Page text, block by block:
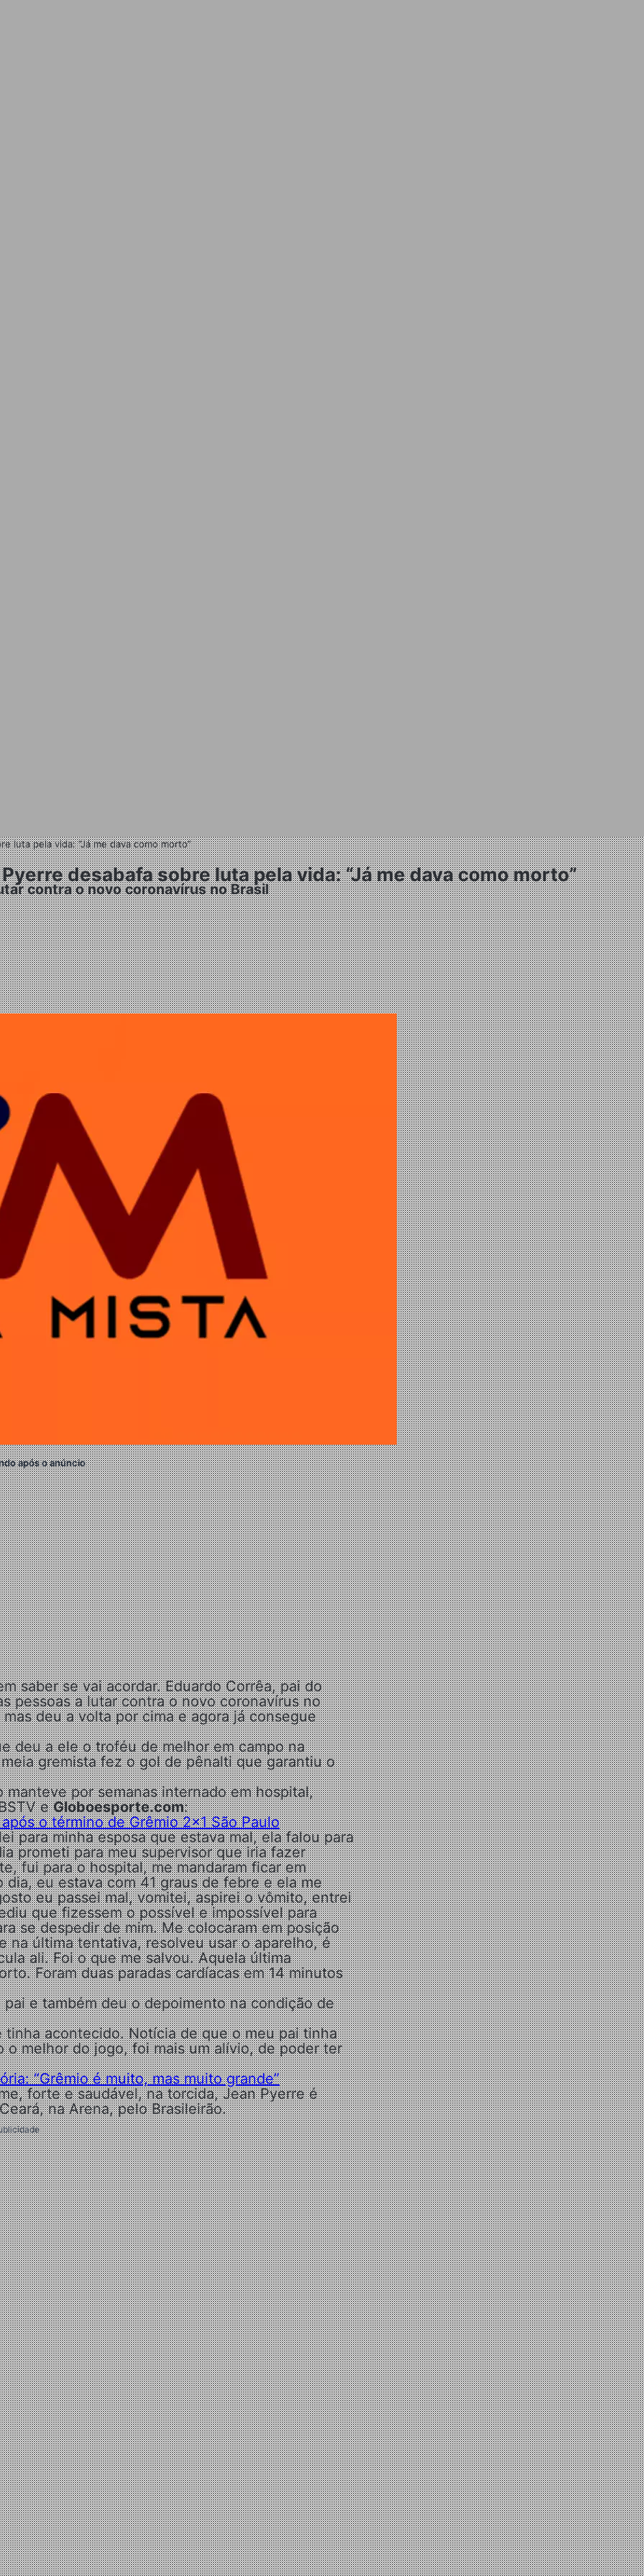
luta pela vida: “Já me dava como morto”
desabafa sobre luta pela vida: “Já me dava como morto”
contra o novo coronavírus no Brasil
após o anúncio
saber se vai acordar. Eduardo Corrêa, pai do
pessoas a lutar contra o novo coronavírus no
deu a volta por cima e agora já consegue
deu a ele o troféu de melhor em campo na
gremista fez o gol de pênalti que garantiu o
por semanas internado em hospital,
eGloboesporte.com:
o término de Grêmio 2×1 São Paulo
para minha esposa que estava mal, ela falou para
prometi para meu supervisor que iria fazer
fui para o hospital, me mandaram ficar em
eu estava com 41 graus de febre e ela me
eu passei mal, vomitei, aspirei o vômito, entrei
que fizessem o possível e impossível para
se despedir de mim. Me colocaram em posição
na última tentativa, resolveu usar o aparelho, é
ali. Foi o que me salvou. Aquela última
Foram duas paradas cardíacas em 14 minutos
e também deu o depoimento na condição de
tinha acontecido. Notícia de que o meu pai tinha
melhor do jogo, foi mais um alívio, de poder ter
“Grêmio é muito, mas muito grande”
forte e saudável, na torcida, Jean Pyerre é
na Arena, pelo Brasileirão.